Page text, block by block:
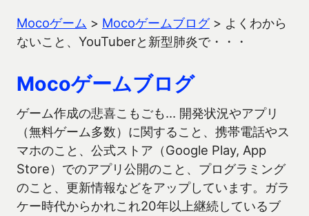
Mocoゲーム > Mocoゲームブログ> よくわから
ないこと、YouTuberと新型肺炎で・・・
Mocoゲームブログ
ゲーム作成の悲喜こもごも… 開発状況やアプリ
（無料ゲーム多数）に関すること、携帯電話やス
マホのこと、公式ストア（Google Play, App
Store）でのアプリ公開のこと、プログラミング
のこと、更新情報などをアップしています。ガラ
ケー時代からかれこれ20年以上継続しているブ